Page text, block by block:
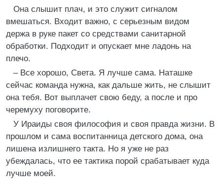
Она слышит плач, и это служит сигналом
вмешаться. Входит важно, с серьезным видом
держа в руке пакет со средствами санитарной
обработки. Подходит и опускает мне ладонь на
плечо.
– Все хорошо, Света. Я лучше сама. Наташке
сейчас команда нужна, как дальше жить, не слышит
она тебя. Вот выплачет свою беду, а после и про
черемуху поговорите.
У Ираиды своя философия и своя правда жизни. В
прошлом и сама воспитанница детского дома, она
лишена излишнего такта. Но я уже не раз
убеждалась, что ее тактика порой срабатывает куда
лучше моей.